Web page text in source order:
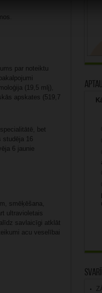
par noteiktu
(19,5 mlj),
apskates (519,7
bet
studēja 16
6 jaunie
smēķēšana,
ultravioletais
savlaicīgi atklāt
acu veselībai